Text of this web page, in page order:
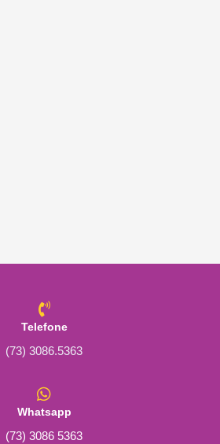
Telefone
(73) 3086.5363
Whatsapp
(73) 3086 5363